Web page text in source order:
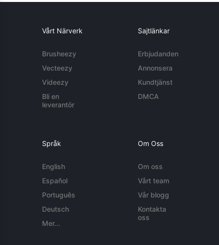
Vårt Närverk
Brusheezy
Vecteezy
Videezy
Bli en
leverantör
Sajtlänkar
Erbjudanden
Annonsera
Kundtjänst
DMCA
Språk
English
Español
Português
Deutsch
Mer...
Om Oss
Om oss
Vårt team
Vår blogg
Kontakta
oss